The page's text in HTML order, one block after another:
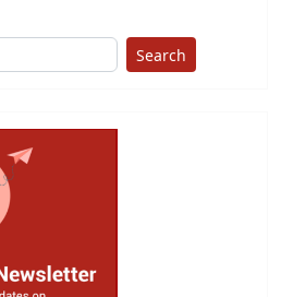
Search